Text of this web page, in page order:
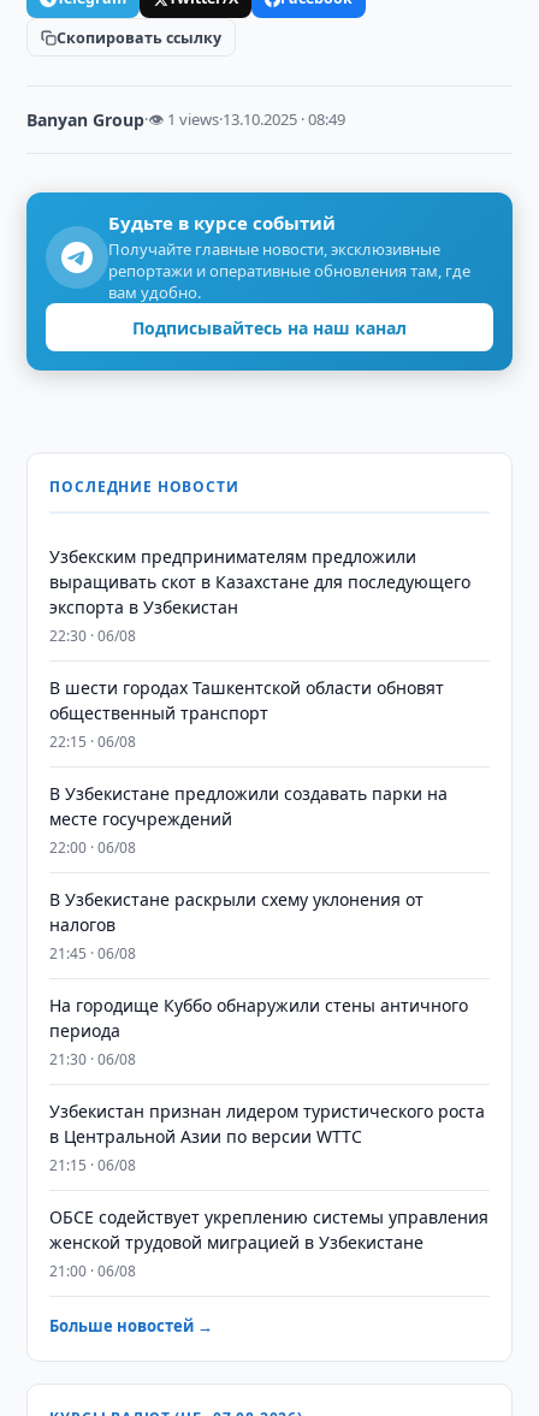
Скопировать ссылку
Banyan Group·👁 1 views·13.10.2025 · 08:49
Будьте в курсе событий
Получайте главные новости, эксклюзивные
репортажи и оперативные обновления там, где
вам удобно.
Подписывайтесь на наш канал
ПОСЛЕДНИЕ НОВОСТИ
Узбекским предпринимателям предложили
выращивать скот в Казахстане для последующего
экспорта в Узбекистан
22:30 · 06/08
В шести городах Ташкентской области обновят
общественный транспорт
22:15 · 06/08
В Узбекистане предложили создавать парки на
месте госучреждений
22:00 · 06/08
В Узбекистане раскрыли схему уклонения от
налогов
21:45 · 06/08
На городище Куббо обнаружили стены античного
периода
21:30 · 06/08
Узбекистан признан лидером туристического роста
в Центральной Азии по версии WTTC
21:15 · 06/08
ОБСЕ содействует укреплению системы управления
женской трудовой миграцией в Узбекистане
21:00 · 06/08
Больше новостей →